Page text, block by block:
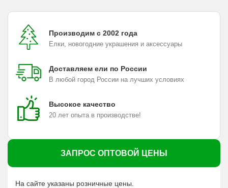
Производим с 2002 года
Елки, новогодние украшения и аксессуары
Доставляем ели по России
В любой город России на лучших условиях
Высокое качество
20 лет опыта в производстве!
ЗАПРОС ОПТОВОЙ ЦЕНЫ
На сайте указаны розничные цены.